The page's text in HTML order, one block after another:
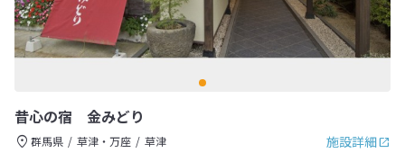
昔心の宿 金みどり
施設詳細
群馬県 草津・万座
草津